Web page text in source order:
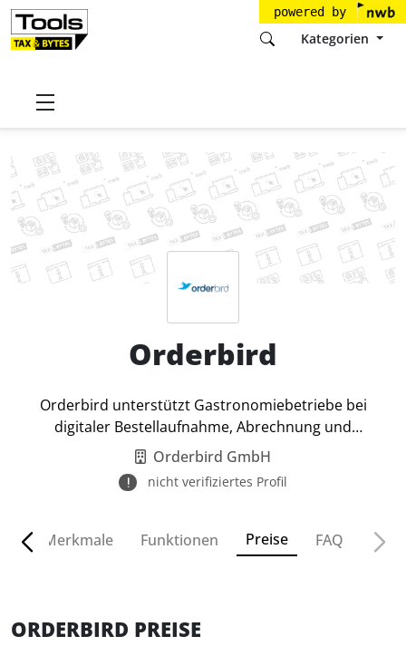
powered by
Kategorien
Startseite
Orderbird
Orderbird unterstützt Gastronomiebetriebe bei
digitaler Bestellaufnahme, Abrechnung und
Buchhaltung.
Orderbird GmbH
nicht verifiziertes Profil
Merkmale Funktionen Preise FAQ
ORDERBIRD PREISE